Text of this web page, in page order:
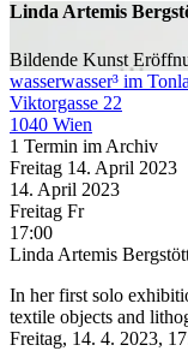
Linda Artemis
Bildende Kunst
wasserwasser³ im
Viktorgasse 22
1040 Wien
1 Termin im Archiv
Freitag 14. April 2023
14. April 2023
Freitag Fr
17:00
Linda Artemis
In her first solo
textile objects and
Freitag, 14. 4. 2023,